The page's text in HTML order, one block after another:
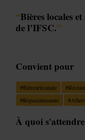
“Bières locales
de l’IFSC.”
Convient pour
#Bièreartisanale #
#Repasentreamis #
À quoi s'attendre